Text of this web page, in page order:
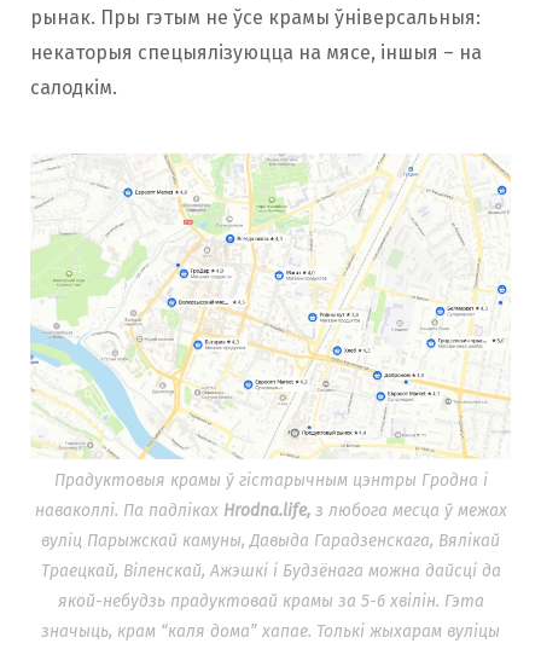
рынак. Пры гэтым не ўсе крамы ўніверсальныя:
некаторыя спецыялізуюцца на мясе, іншыя – на
салодкім.
Прадуктовыя крамы ў гістарычным цэнтры Гродна і
наваколлі. Па падліках Hrodna.life,з любога месца ў межах
вуліц Парыжскай камуны, Давыда Гарадзенскага, Вялікай
Траецкай, Віленскай, Ажэшкі і Будзёнага можна дайсці да
якой-небудзь прадуктовай крамы за 5-6 хвілін. Гэта
значыць, крам “каля дома” хапае. Толькі жыхарам вуліцы